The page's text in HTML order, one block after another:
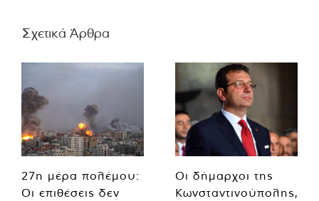
Σχετικά Άρθρα
27η μέρα πολέμου:
Οι επιθέσεις δεν
Οι δήμαρχοι της
Κωνσταντινούπολης,